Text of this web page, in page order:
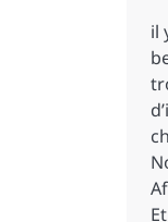
il